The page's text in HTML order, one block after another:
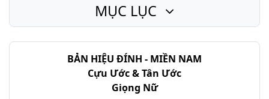
Gióp - Chương 21
Gióp - Chương 23BẢN HIỆU ĐÍNH - MIỀN NAM
Cựu Ước & Tân Ước
Giọng Nữ
MỤC LỤC